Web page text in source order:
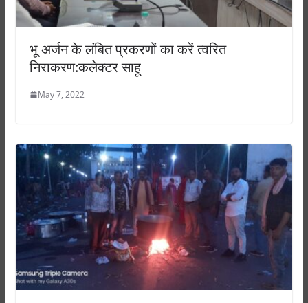
भू अर्जन के लंबित प्रकरणों का करें त्वरित
निराकरण:कलेक्टर साहू
May 7, 2022